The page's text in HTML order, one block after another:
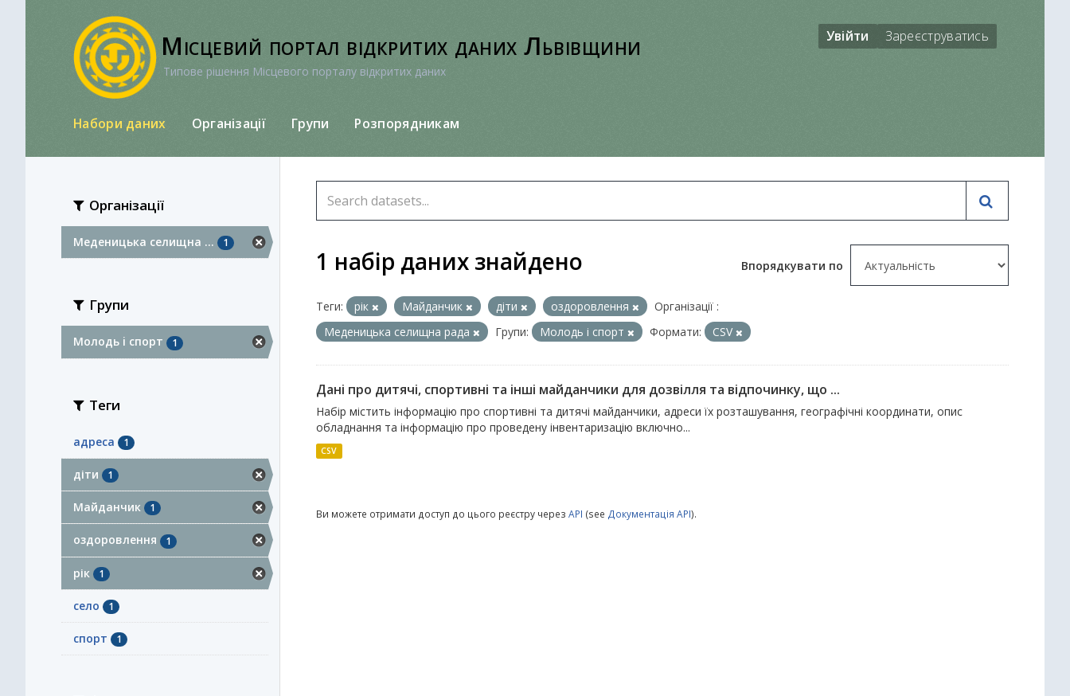
Місцевий портал відкритих даних Львівщини
Типове рішення Місцевого порталу відкритих даних
Увійти Зареєструватись
Набори даних Організації Групи Розпорядникам
Організації
Меденицька селищна ... 1
Групи
Молодь i спорт 1
Теги
адреса 1
діти 1
Майданчик 1
оздоровлення 1
рік 1
село 1
спорт 1
Впорядкувати по
1 набір даних знайдено
Теги: рік Майданчик діти оздоровлення
Організації :
Меденицька селищна рада
Групи: Молодь i спорт Формати: CSV
Дані про дитячі, спортивні та інші майданчики для дозвілля та відпочинку, що ...
Набір містить інформацію про спортивні та дитячі майданчики, адреси їх розташування, географічні координати, опис
обладнання та інформацію про проведену інвентаризацію включно...
CSV
Ви можете отримати доступ до цього реєстру через API (see Документація API).